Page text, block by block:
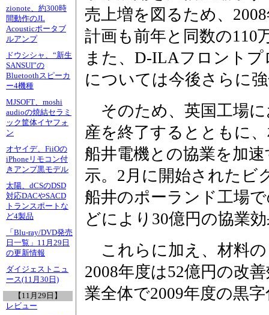
zionote、約300時
間動作のJL
Acousticポータブ
ルアンプ
ドウシシャ、“新生
SANSUI”の
Bluetoothスピーカ
ー4機種
MJSOFT、moshi
audioの焼結セラミ
ック筐体イヤフォ
ン
オヤイデ、FiiOの
iPhoneリモコン付
きアンプ黒モデル
太陽、dCSのDSD
対応DACやSACD
トランスポートな
ど4製品
「Blu-ray/DVD発売
日一覧」11月29日
の更新情報
ダイジェストニュ
ース(11月30日)
【11月29日】
レビュー
売上増を図るため、
計画も前年と同数の110
また、D-ILAフロント
については今後さらに
そのため、英国工場に
産を終了するとともに
船井電機との協業を加
示。2月に開始されたビ
船井のポーランド工場
どにより30億円の協業
これらに加え、材料
2008年度は52億円の改
業全体で2009年度の黒